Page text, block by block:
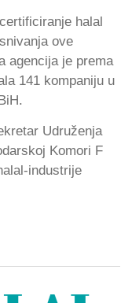
halal
ove
agencija je prema
141 kompaniju u
Udruženja
Komori F
industrije